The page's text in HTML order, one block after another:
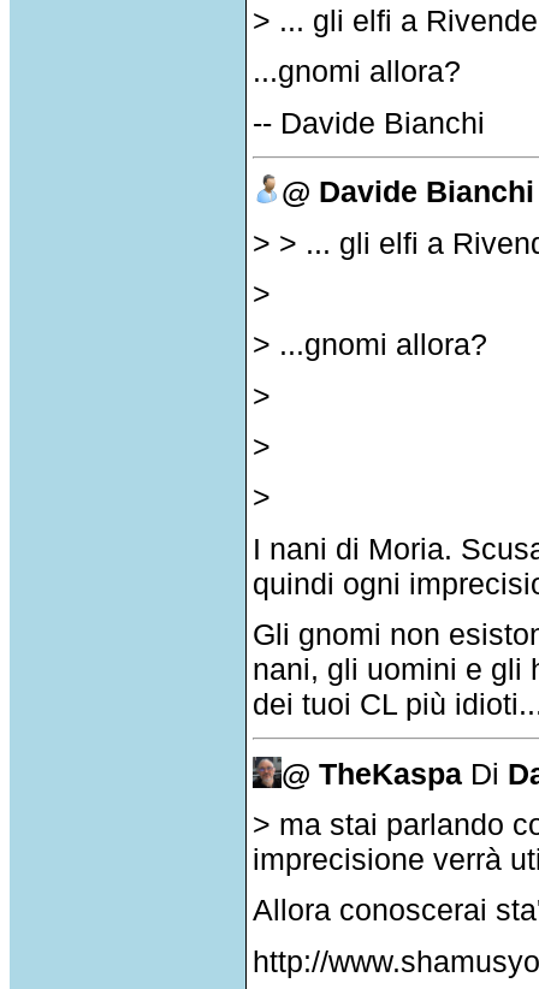
> ... gli elfi a
...gnomi allora?
-- Davide Bianchi
@ Davide Bianchi
> > ... gli elfi a
>
> ...gnomi allora?
>
>
>
I nani di Moria.
quindi ogni
Gli gnomi non
nani, gli uomini e gli
dei tuoi CL più
@ TheKaspa Di
> ma stai parlando
imprecisione verrà
Allora conoscerai
http://